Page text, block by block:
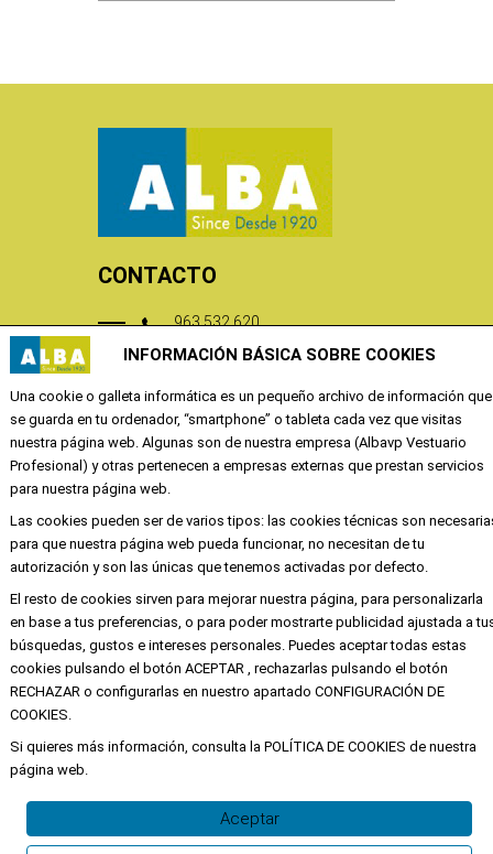
CONTACTO
963 532 620
Calle Quevedo 6
46001 Valencia
EMPRESA
Mi cuenta
Aviso legal
Política de privacidad y cookies
Condiciones de compra
Copyright ©AlbaTodos los derechos
INFORMACIÓN BÁSICA SOBRE COOKIES
Una cookie o galleta informática es un pequeño archivo de información que
se guarda en tu ordenador, “smartphone” o tableta cada vez que visitas
nuestra página web. Algunas son de nuestra empresa (Albavp Vestuario
Profesional) y otras pertenecen a empresas externas que prestan servicios
para nuestra página web.
Las cookies pueden ser de varios tipos: las cookies técnicas son
para que nuestra página web pueda funcionar, no necesitan de tu
autorización y son las únicas que tenemos activadas por defecto.
El resto de cookies sirven para mejorar nuestra página, para personalizarla
en base a tus preferencias, o para poder mostrarte publicidad ajustada a
búsquedas, gustos e intereses personales. Puedes aceptar todas estas
cookies pulsando el botón ACEPTAR , rechazarlas pulsando el botón
RECHAZAR o configurarlas en nuestro apartado CONFIGURACIÓN DE
COOKIES.
Si quieres más información, consulta la POLÍTICA DE COOKIES de nuestra
página web.
Aceptar